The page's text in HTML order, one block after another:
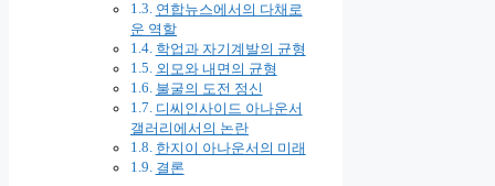
연합뉴스에서의 다채로
운 역할
학업과 자기계발의 균형
외모와 내면의 균형
불굴의 도전 정신
디씨인사이드 아나운서
갤러리에서의 논란
한지이 아나운서의 미래
결론